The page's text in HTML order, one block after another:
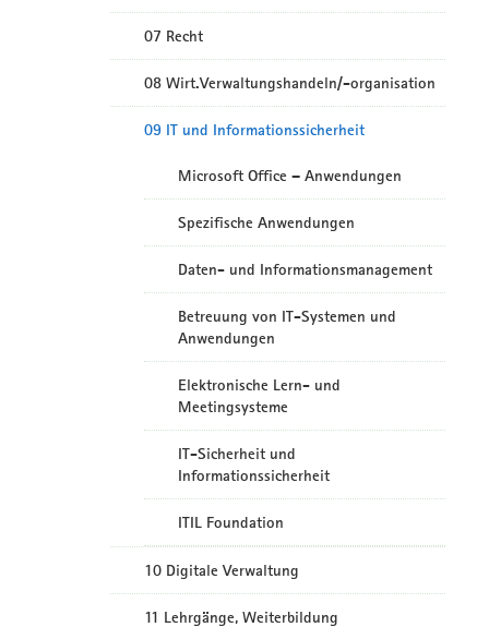
07 Recht
08 Wirt.Verwaltungshandeln/-organisation
09 IT und Informationssicherheit
Microsoft Office – Anwendungen
Spezifische Anwendungen
Daten- und Informationsmanagement
Betreuung von IT-Systemen und
Anwendungen
Elektronische Lern- und
Meetingsysteme
IT-Sicherheit und
Informationssicherheit
ITIL Foundation
10 Digitale Verwaltung
11 Lehrgänge, Weiterbildung